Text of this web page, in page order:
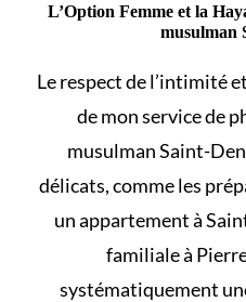
L’Option Femme et la
musulman
Le respect de l’intimité
de mon service de
musulman Saint-
délicats, comme les
un appartement à
familiale à
systématiquement